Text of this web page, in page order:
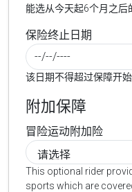
能选从今天起6个月之后
保险终止日期
该日期不得超过保障开
附加保障
冒险运动附加险
This optional rider
sports which are